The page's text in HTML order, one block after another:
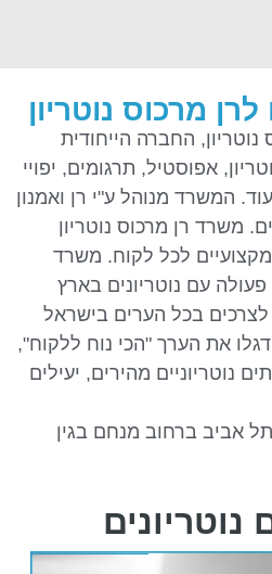
מרכוס נוטריון
החברה הייחודית
אפוסטיל, תרגומים, יפויי
המשרד מנוהל ע"י רן ואמנון
משרד רן מרכוס נוטריון
לכל לקוח. משרד
פעולה עם נוטריונים בארץ
לצרכים בכל הערים בישראל
את הערך "הכי נוח ללקוח",
נוטריוניים מהירים, יעילים
תל אביב ברחוב מנחם בגין
נוטריונים